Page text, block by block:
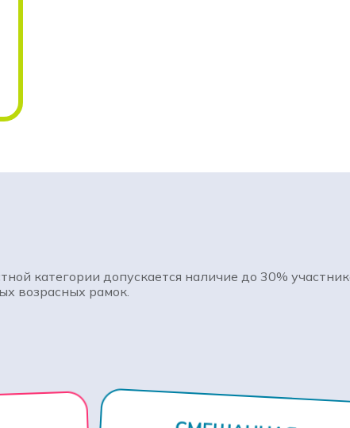
категории допускается наличие до 30%
возрасных рамок.